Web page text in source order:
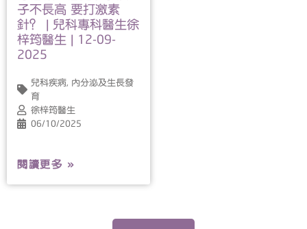
子不長高 要打激素
針？ | 兒科專科醫生徐
梓筠醫生 | 12-09-
2025
兒科疾病, 內分泌及生長發
育
徐梓筠醫生
06/10/2025
閱讀更多 »